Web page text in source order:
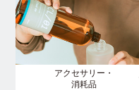
アクセサリー・
消耗品